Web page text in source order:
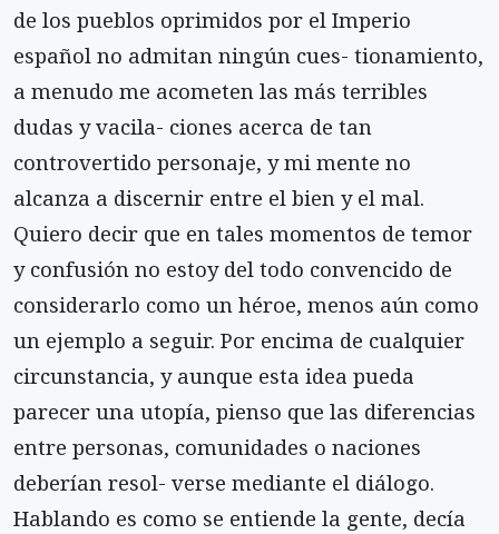
de los pueblos oprimidos por el Imperio
español no admitan ningún cues- tionamiento,
a menudo me acometen las más terribles
dudas y vacila- ciones acerca de tan
controvertido personaje, y mi mente no
alcanza a discernir entre el bien y el mal.
Quiero decir que en tales momentos de temor
y confusión no estoy del todo convencido de
considerarlo como un héroe, menos aún como
un ejemplo a seguir. Por encima de cualquier
circunstancia, y aunque esta idea pueda
parecer una utopía, pienso que las diferencias
entre personas, comunidades o naciones
deberían resol- verse mediante el diálogo.
Hablando es como se entiende la gente, decía